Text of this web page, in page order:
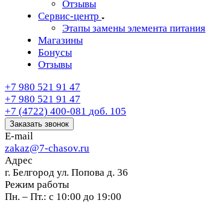
Отзывы
Сервис-центр
Этапы замены элемента питания
Магазины
Бонусы
Отзывы
+7 980 521 91 47
+7 980 521 91 47
+7 (4722) 400-081 доб. 105
Заказать звонок
E-mail
zakaz@7-chasov.ru
Адрес
г. Белгород ул. Попова д. 36
Режим работы
Пн. – Пт.: с 10:00 до 19:00